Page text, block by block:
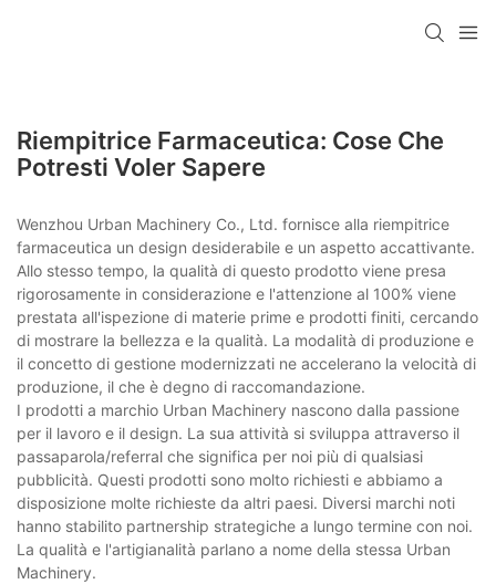
Riempitrice Farmaceutica: Cose Che
Potresti Voler Sapere
Wenzhou Urban Machinery Co., Ltd. fornisce alla riempitrice
farmaceutica un design desiderabile e un aspetto accattivante.
Allo stesso tempo, la qualità di questo prodotto viene presa
rigorosamente in considerazione e l'attenzione al 100% viene
prestata all'ispezione di materie prime e prodotti finiti, cercando
di mostrare la bellezza e la qualità. La modalità di produzione e
il concetto di gestione modernizzati ne accelerano la velocità di
produzione, il che è degno di raccomandazione.
I prodotti a marchio Urban Machinery nascono dalla passione
per il lavoro e il design. La sua attività si sviluppa attraverso il
passaparola/referral che significa per noi più di qualsiasi
pubblicità. Questi prodotti sono molto richiesti e abbiamo a
disposizione molte richieste da altri paesi. Diversi marchi noti
hanno stabilito partnership strategiche a lungo termine con noi.
La qualità e l'artigianalità parlano a nome della stessa Urban
Machinery.